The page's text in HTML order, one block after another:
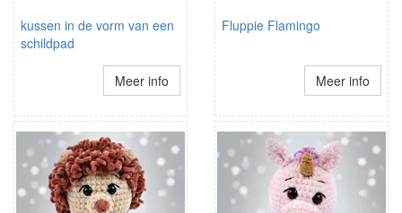
kussen in de vorm van een
schildpad
Meer info
Fluppie Flamingo
Meer info